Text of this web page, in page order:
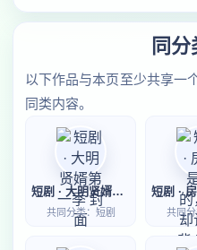
同
以下作品与本页至少共享一
同类内容。
短剧 · 大明贤婿第一季
共同分类：短剧 共同分